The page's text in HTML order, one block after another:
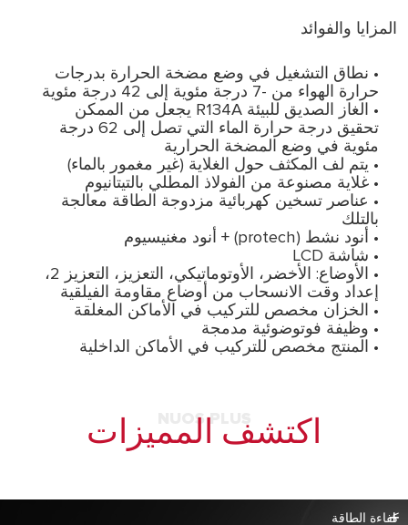
المزايا والفوائد
• نطاق التشغيل في وضع مضخة الحرارة بدرجات
حرارة الهواء من -7 درجة مئوية إلى 42 درجة مئوية
• الغاز الصديق للبيئة R134A يجعل من الممكن
تحقيق درجة حرارة الماء التي تصل إلى 62 درجة
مئوية في وضع المضخة الحرارية
• يتم لف المكثف حول الغلاية (غير مغمور بالماء)
• غلاية مصنوعة من الفولاذ المطلي بالتيتانيوم
• عناصر تسخين كهربائية مزدوجة الطاقة معالجة
بالتلك
• أنود نشط (protech) + أنود مغنيسيوم
• شاشة LCD
• الأوضاع: الأخضر، الأوتوماتيكي، التعزيز، التعزيز 2،
إعداد وقت الانسحاب من أوضاع مقاومة الفيلقية
• الخزان مخصص للتركيب في الأماكن المغلقة
• وظيفة فوتوضوئية مدمجة
• المنتج مخصص للتركيب في الأماكن الداخلية
NUOS PLUS
اكتشف المميزات
كفاءة الطاقة